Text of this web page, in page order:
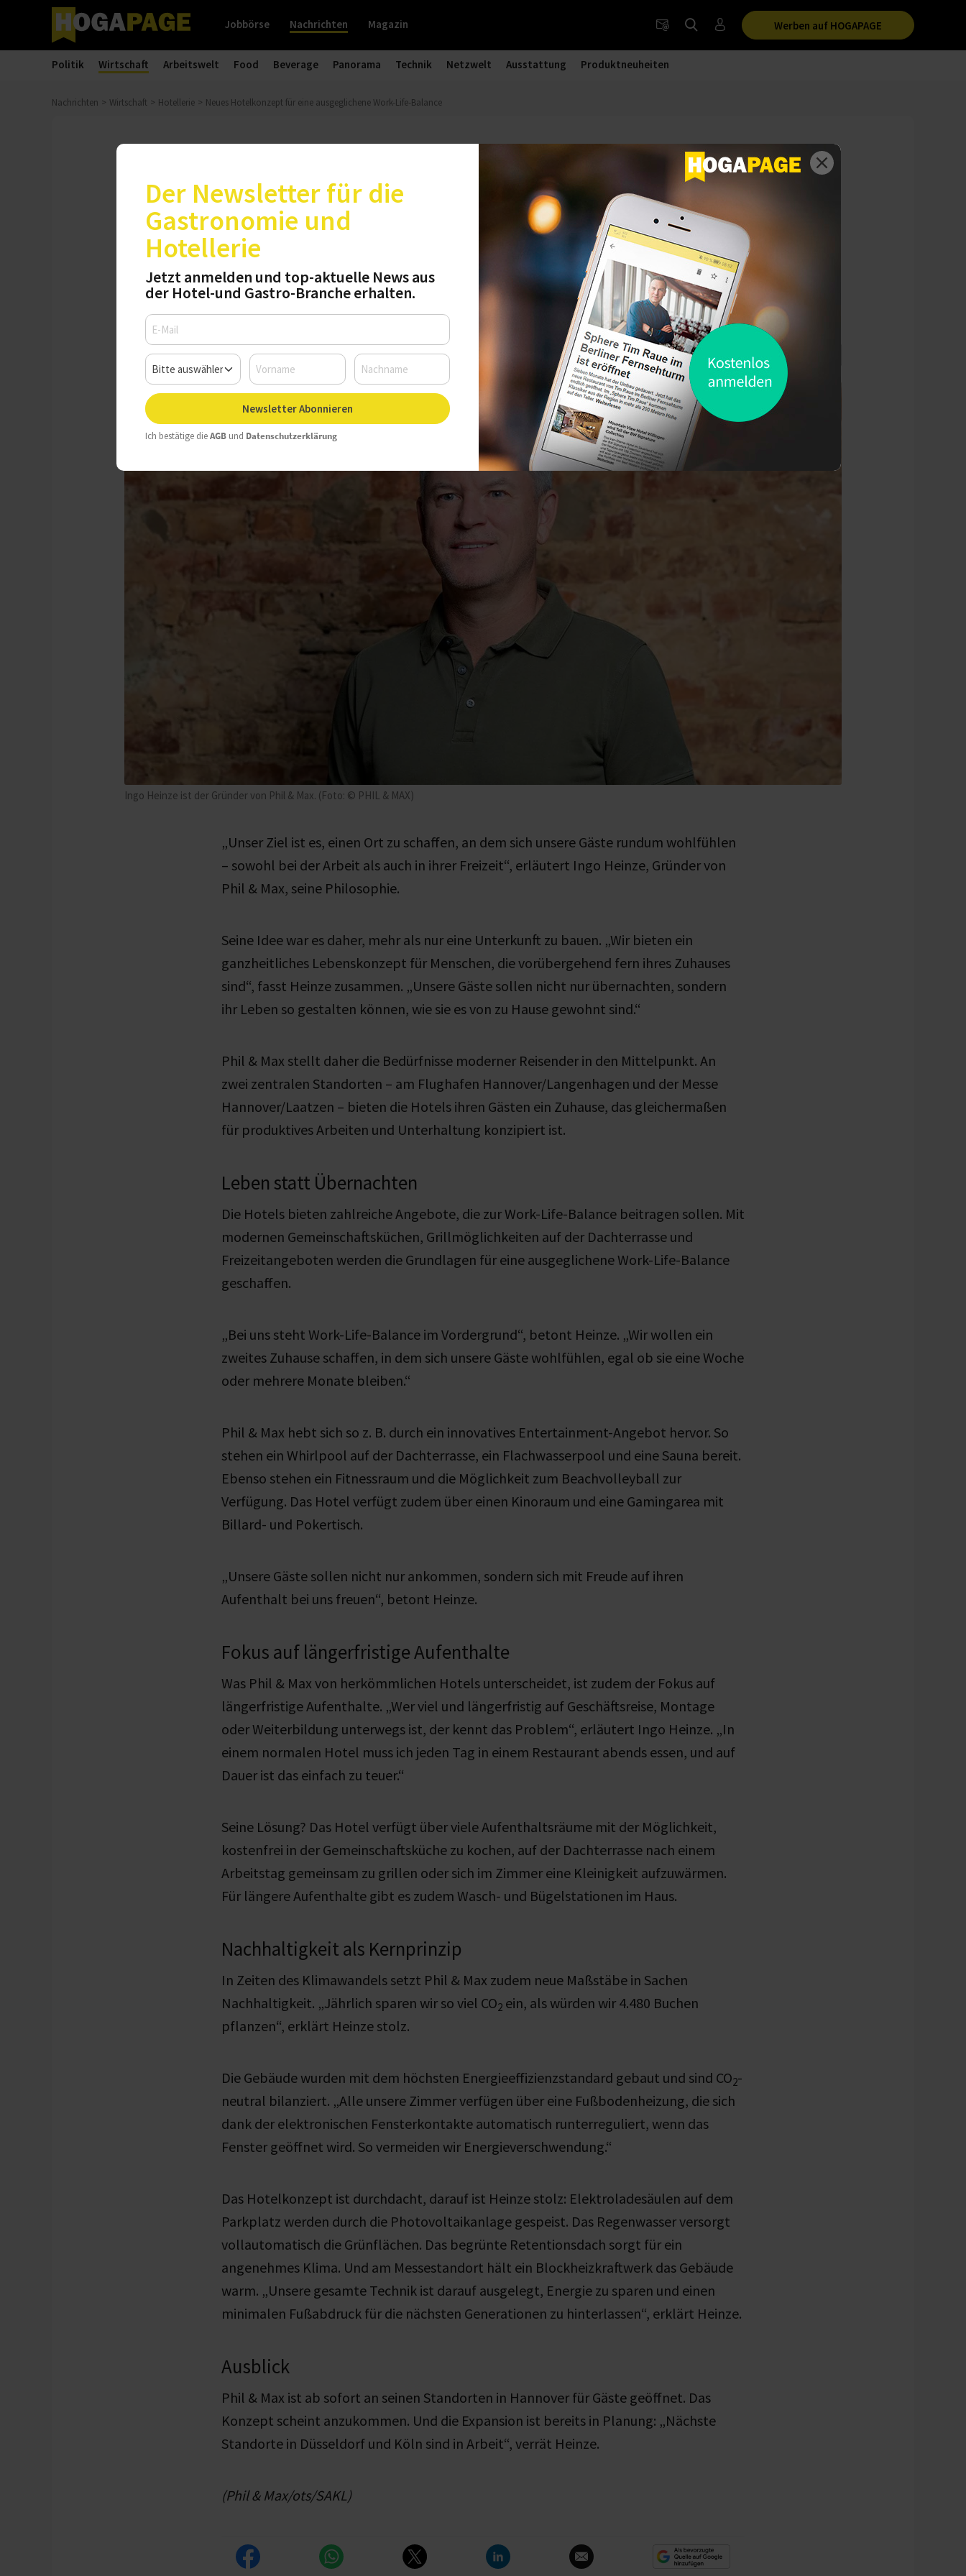
Werben auf HOGAPAGE
Jobbörse Nachrichten Magazin
Politik Wirtschaft Arbeitswelt Food Beverage Panorama Technik Netzwelt Ausstattung Produktneuheiten
Nachrichten Wirtschaft Hotellerie Neues Hotelkonzept für eine ausgeglichene Work-Life-Balance
Neues Hotelkonzept für eine ausgeglichene Work-Life-
Balance
Ingo Heinze ist der Gründer von Phil & Max. (Foto: © PHIL & MAX)
Zeitgemäße berufliche Reisen verlangen mehr als nur eine Unterkunft. Mit den neuen
Hotels Phil & Max setzt die Deutsche Zeitwohnen GmbH in Hannover ein Zeichen: Hier
steht das Gleichgewicht zwischen Arbeit und Freizeit an erster Stelle.
„Unser Ziel ist es, einen Ort zu schaffen, an dem sich unsere Gäste rundum wohlfühlen
– sowohl bei der Arbeit als auch in ihrer Freizeit“, erläutert Ingo Heinze, Gründer von
Phil & Max, seine Philosophie.
Seine Idee war es daher, mehr als nur eine Unterkunft zu bauen. „Wir bieten ein
ganzheitliches Lebenskonzept für Menschen, die vorübergehend fern ihres Zuhauses
sind“, fasst Heinze zusammen. „Unsere Gäste sollen nicht nur übernachten, sondern
ihr Leben so gestalten können, wie sie es von zu Hause gewohnt sind.“
Phil & Max stellt daher die Bedürfnisse moderner Reisender in den Mittelpunkt. An
zwei zentralen Standorten – am Flughafen Hannover/Langenhagen und der Messe
Hannover/Laatzen – bieten die Hotels ihren Gästen ein Zuhause, das gleichermaßen
für produktives Arbeiten und Unterhaltung konzipiert ist.
Leben statt Übernachten
Die Hotels bieten zahlreiche Angebote, die zur Work-Life-Balance beitragen sollen. Mit
modernen Gemeinschaftsküchen, Grillmöglichkeiten auf der Dachterrasse und
Freizeitangeboten werden die Grundlagen für eine ausgeglichene Work-Life-Balance
geschaffen.
„Bei uns steht Work-Life-Balance im Vordergrund“, betont Heinze. „Wir wollen ein
zweites Zuhause schaffen, in dem sich unsere Gäste wohlfühlen, egal ob sie eine Woche
oder mehrere Monate bleiben.“
Phil & Max hebt sich so z. B. durch ein innovatives Entertainment-Angebot hervor. So
stehen ein Whirlpool auf der Dachterrasse, ein Flachwasserpool und eine Sauna bereit.
Ebenso stehen ein Fitnessraum und die Möglichkeit zum Beachvolleyball zur
Verfügung. Das Hotel verfügt zudem über einen Kinoraum und eine Gamingarea mit
Billard- und Pokertisch.
„Unsere Gäste sollen nicht nur ankommen, sondern sich mit Freude auf ihren
Aufenthalt bei uns freuen“, betont Heinze.
Fokus auf längerfristige Aufenthalte
Was Phil & Max von herkömmlichen Hotels unterscheidet, ist zudem der Fokus auf
längerfristige Aufenthalte. „Wer viel und längerfristig auf Geschäftsreise, Montage
oder Weiterbildung unterwegs ist, der kennt das Problem“, erläutert Ingo Heinze. „In
einem normalen Hotel muss ich jeden Tag in einem Restaurant abends essen, und auf
Dauer ist das einfach zu teuer.“
Seine Lösung? Das Hotel verfügt über viele Aufenthaltsräume mit der Möglichkeit,
kostenfrei in der Gemeinschaftsküche zu kochen, auf der Dachterrasse nach einem
Arbeitstag gemeinsam zu grillen oder sich im Zimmer eine Kleinigkeit aufzuwärmen.
Für längere Aufenthalte gibt es zudem Wasch- und Bügelstationen im Haus.
Nachhaltigkeit als Kernprinzip
In Zeiten des Klimawandels setzt Phil & Max zudem neue Maßstäbe in Sachen
Nachhaltigkeit. „Jährlich sparen wir so viel CO2 ein, als würden wir 4.480 Buchen
pflanzen“, erklärt Heinze stolz.
Die Gebäude wurden mit dem höchsten Energieeffizienzstandard gebaut und sind CO2-
neutral bilanziert. „Alle unsere Zimmer verfügen über eine Fußbodenheizung, die sich
dank der elektronischen Fensterkontakte automatisch runterreguliert, wenn das
Fenster geöffnet wird. So vermeiden wir Energieverschwendung.“
Das Hotelkonzept ist durchdacht, darauf ist Heinze stolz: Elektroladesäulen auf dem
Parkplatz werden durch die Photovoltaikanlage gespeist. Das Regenwasser versorgt
vollautomatisch die Grünflächen. Das begrünte Retentionsdach sorgt für ein
angenehmes Klima. Und am Messestandort hält ein Blockheizkraftwerk das Gebäude
warm. „Unsere gesamte Technik ist darauf ausgelegt, Energie zu sparen und einen
minimalen Fußabdruck für die nächsten Generationen zu hinterlassen“, erklärt Heinze.
Ausblick
Phil & Max ist ab sofort an seinen Standorten in Hannover für Gäste geöffnet. Das
Konzept scheint anzukommen. Und die Expansion ist bereits in Planung: „Nächste
Standorte in Düsseldorf und Köln sind in Arbeit“, verrät Heinze.
(Phil & Max/ots/SAKL)
Der Newsletter für die
Gastronomie und
Hotellerie
Jetzt anmelden und top-aktuelle News aus
der Hotel-und Gastro-Branche erhalten.
Newsletter Abonnieren
Ich bestätige dieAGB und Datenschutzerklärung